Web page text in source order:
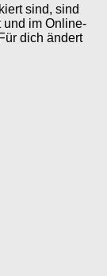
sind, sind
und im Online-
dich ändert